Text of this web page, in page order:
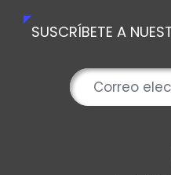
SUSCRÍBETE A